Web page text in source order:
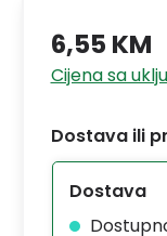
6,55 KM
Cijena sa
Dostava ili
Dostava